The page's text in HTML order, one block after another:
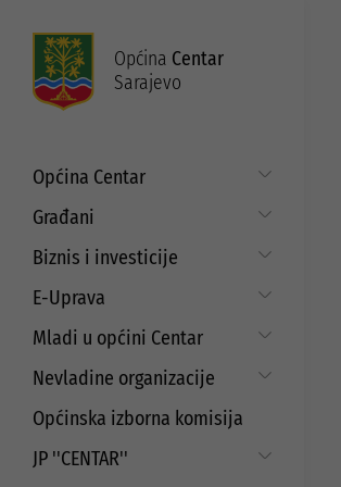
Općina Centar
Sarajevo
Općina Centar
Općinski načelnik
Zakoni i propisi
ISO standardi
Budžet
Građani
Put do prava
Mjesne zajednice
Servisne informacije
Najam i korištenje općinskih
Biznis i investicije
Digitalizacija poslovanja
unaprjeđenje poduzetništva
Refundacija troškova certificiranja
Aktuelni projekti
Strateški dokumenti
E-Uprava
Moj Centar
Mladi u općini Centar
Strategija prema mladima
Javni poziv za dodjelu sredstava za
aktivizam mladih
Nevladine organizacije
Saradnja sa nevladinim
organizacijama
Javni pozivi i konkursi
Općinska izborna komisija
JP ''CENTAR''